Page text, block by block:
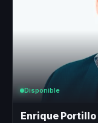
Disponible
Enrique Portillo